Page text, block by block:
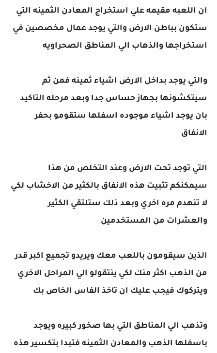
ان اللعبه مقيمه علي استخراج المعادن الثمينه التي
ستكون بباطن الارض والتي يوجد عمال مخصصين في
استخراجها والذهاب الي المناطق الصحراويه
والتي يوجد بداخل الارض اشياء ثمينه فمن ثم
سيتكشونها بجهاز حساس جدا وبعد مرحله التاكيد
بان يوجد اشياء موجوده اسفلها ستقومو بحفر
الانفاق
التي توجد تحت الارض وعند التخلص من هذا
سيمكنكم تثبيت هذه الانفاق بالكثير من الاخشاب لكي
لا تنهدم مره اخري وبعد ذلك ستلتقي الكثير
والعشرات من المستخدمين
الذين سيقومون باللعب معك ويريدو تجميع اكبر قدر
من الذهب اكثر منك لكي ينتقولو الي المراحل الاخري
ويتركوك فيجب عليك ان تاخذ الفاس الخاص بك
وتذهب الي المناطق التي بها صخور كبيره ويوجد
باسفلها الذهب والمعادن الثمينه فتبدا بتكسير هذه